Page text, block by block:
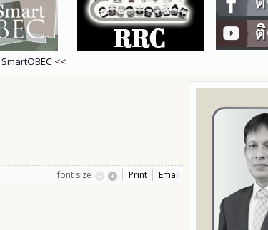
SmartOBEC <<
font size Print Email